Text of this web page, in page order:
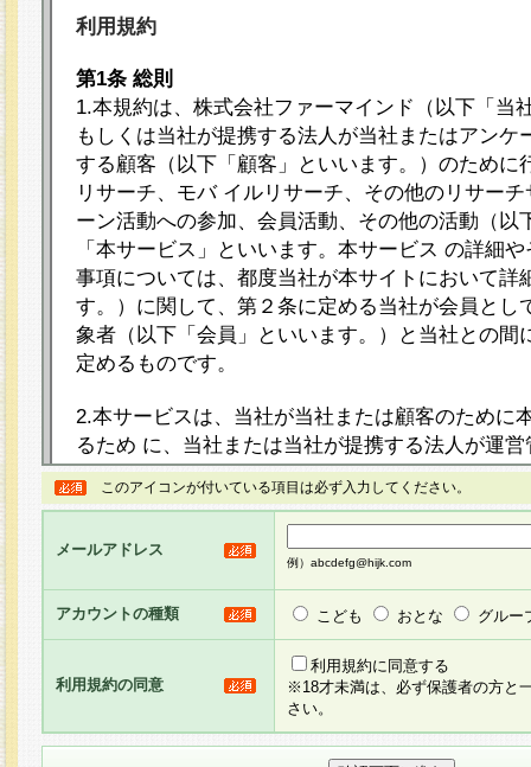
利用規約
第1条 総則
1.本規約は、株式会社ファーマインド（以下「当
もしくは当社が提携する法人が当社またはアンケ
する顧客（以下「顧客」といいます。）のために
リサーチ、モバ イルリサーチ、その他のリサー
ーン活動への参加、会員活動、その他の活動（以
「本サービス」といいます。本サービス の詳細
事項については、都度当社が本サイトにおいて詳
す。）に関して、第２条に定める当社が会員とし
象者（以下「会員」といいます。）と当社との間
定めるものです。
2.本サービスは、当社が当社または顧客のために
るため に、当社または当社が提携する法人が運
ト（以下「本サイト」といいます。）上に本サー
ージを設け、会員がアンケー ト調査に回答する
し、その結果を当社が集計・分析その他の利用を
るものです。なお、本サービスは、それぞれの目
員に対して本サービスの依頼を行うこともあり、
た全ての会員に対して本サービスの依頼をすると
りま す。
3.当社は、会員の事前の承諾を得ることなく、当
方 法・手段にて、本規約を任意に制定、変更ま
きるものとします。改定後の本規約等は、本規約
このアイコンが付いている項目は必ず入力してください。
メールアドレス
例）abcdefg@hijk.com
アカウントの種類 こども おとな グルー
利用規約の同意
利用規約に同意する
※18才未満は、必ず保護者の方と
さい。